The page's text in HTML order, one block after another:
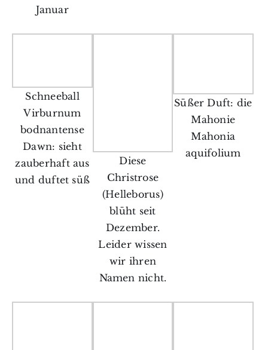
Januar
Schneeball
Virburnum
bodnantense
Dawn: sieht
zauberhaft aus
und duftet süß
Diese
Christrose
(Helleborus)
blüht seit
Dezember.
Leider wissen
wir ihren
Namen nicht.
Süßer Duft: die
Mahonie
Mahonia
aquifolium